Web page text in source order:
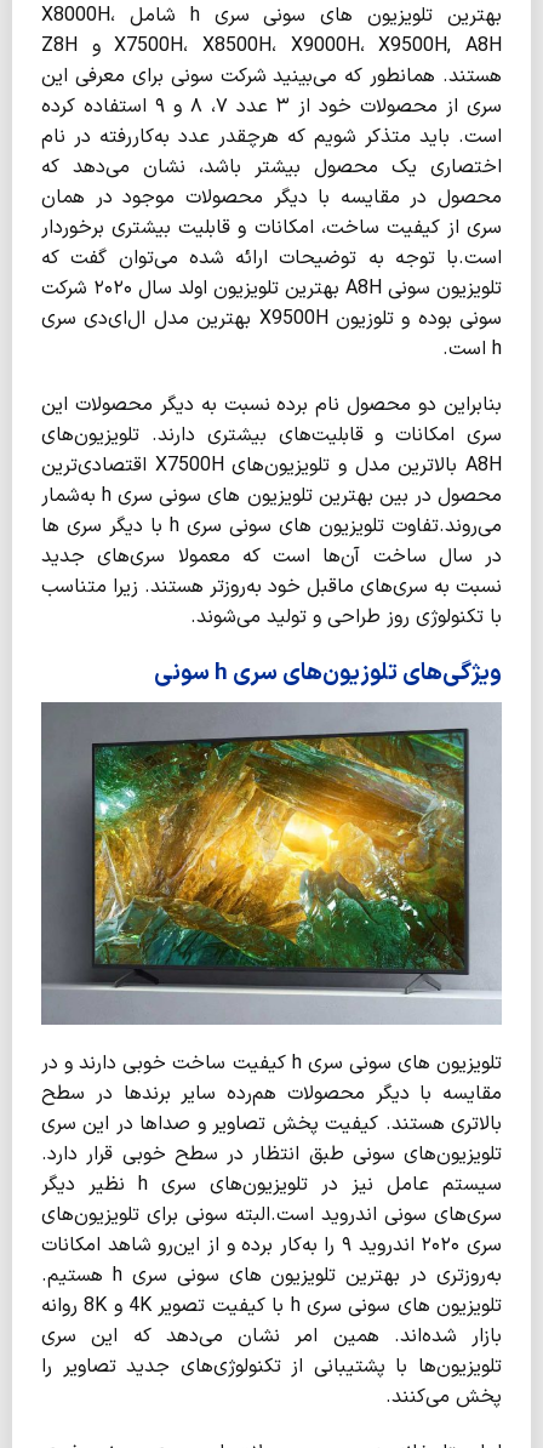
بهترین تلویزیون های سونی سری h شامل X8000H،
X7500H، X8500H، X9000H، X9500H, A8H و Z8H
هستند. همانطور که می‌بینید شرکت سونی برای معرفی این
سری از محصولات خود از ۳ عدد ۷، ۸ و ۹ استفاده کرده
است. باید متذکر شویم که هرچقدر عدد به‌کاررفته در نام
اختصاری یک محصول بیشتر باشد، نشان می‌دهد که
محصول در مقایسه با دیگر محصولات موجود در همان
سری از کیفیت ساخت، امکانات و قابلیت بیشتری برخوردار
است.با توجه به توضیحات ارائه شده می‌توان گفت که
تلویزیون سونی A8H بهترین تلویزیون اولد سال ۲۰۲۰ شرکت
سونی بوده و تلوزیون X9500H بهترین مدل ال‌ای‌دی سری
h است.
بنابراین دو محصول نام برده نسبت به دیگر محصولات این
سری امکانات و قابلیت‌های بیشتری دارند. تلویزیون‌های
A8H بالاترین مدل و تلویزیون‌های X7500H اقتصادی‌ترین
محصول در بین بهترین تلویزیون های سونی سری h به‌شمار
می‌روند.تفاوت تلویزیون های سونی سری h با دیگر سری ها
در سال ساخت آن‌ها است که معمولا سری‌های جدید
نسبت به سری‌های ماقبل خود به‌روزتر هستند. زیرا متناسب
با تکنولوژی روز طراحی و تولید می‌شوند.
ویژگی‌های تلوزیون‌‌های سری h سونی
تلویزیون های سونی سری h کیفیت ساخت خوبی دارند و در
مقایسه با دیگر محصولات هم‌رده سایر برندها در سطح
بالاتری هستند. کیفیت پخش تصاویر و صداها در این سری
تلویزیون‌های سونی طبق انتظار در سطح خوبی قرار دارد.
سیستم عامل نیز در تلویزیون‌های سری h نظیر دیگر
سری‌های سونی اندروید است.البته سونی برای تلویزیون‌های
سری ۲۰۲۰ اندروید ۹ را به‌کار برده و از این‌رو شاهد امکانات
به‌روزتری در بهترین تلویزیون های سونی سری h هستیم.
تلویزیون های سونی سری h با کیفیت تصویر 4K و 8K روانه
بازار شده‌اند. همین امر نشان می‌دهد که این سری
تلویزیون‌ها با پشتیبانی از تکنولوژی‌های جدید تصاویر را
پخش می‌کنند.